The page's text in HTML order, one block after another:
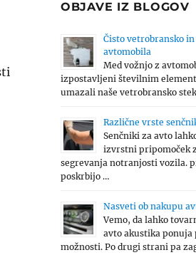
OBJAVE IZ BLOGOV
Čisto vetrobransko
avtomobila
Med vožnjo z
izpostavljeni številnim
umazali naše vetrobransko
Različne vrste
Senčniki za avto
izvrstni pripomoček
segrevanja notranjosti vozila.
poskrbijo …
Nasveti ob nakupu
Vemo, da lahko
avto akustika ponuja
možnosti. Po drugi strani pa